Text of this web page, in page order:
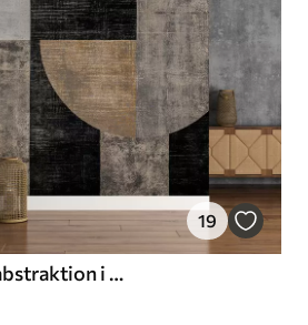
19
Moderne tekstureret abstraktion i sorte og orange farver